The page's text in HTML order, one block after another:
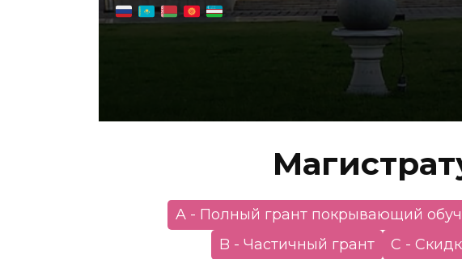
A - Полный грант покрывающий
B - Частичный грант
С -